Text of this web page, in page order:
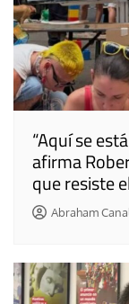
“Aquí se
afirma
que resiste
Abraham